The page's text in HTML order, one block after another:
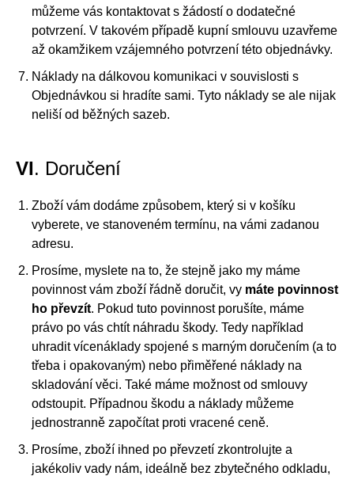
můžeme vás kontaktovat s žádostí o dodatečné
potvrzení. V takovém případě kupní smlouvu uzavřeme
až okamžikem vzájemného potvrzení této objednávky.
Náklady na dálkovou komunikaci v souvislosti s
Objednávkou si hradíte sami. Tyto náklady se ale nijak
neliší od běžných sazeb.
VI. Doručení
Zboží vám dodáme způsobem, který si v košíku
vyberete, ve stanoveném termínu, na vámi zadanou
adresu.
Prosíme, myslete na to, že stejně jako my máme
povinnost vám zboží řádně doručit, vy máte povinnost
ho převzít. Pokud tuto povinnost porušíte, máme
právo po vás chtít náhradu škody. Tedy například
uhradit vícenáklady spojené s marným doručením (a to
třeba i opakovaným) nebo přiměřené náklady na
skladování věci. Také máme možnost od smlouvy
odstoupit. Případnou škodu a náklady můžeme
jednostranně započítat proti vracené ceně.
Prosíme, zboží ihned po převzetí zkontrolujte a
jakékoliv vady nám, ideálně bez zbytečného odkladu,